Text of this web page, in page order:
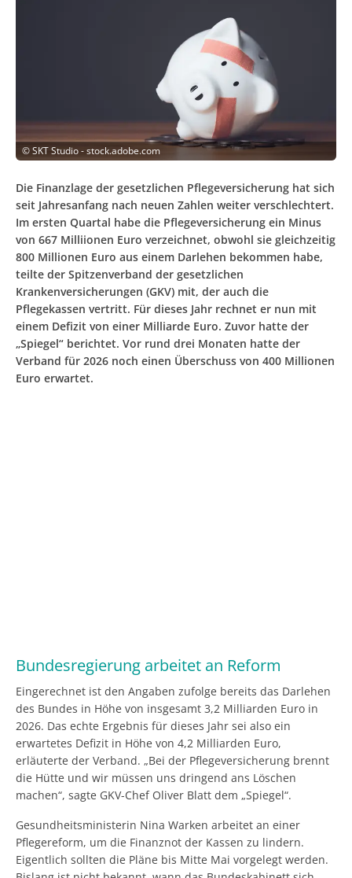
©SKT Studio - stock.adobe.com
Die Finanzlage der gesetzlichen Pflegeversicherung hat sich
seit Jahresanfang nach neuen Zahlen weiter verschlechtert.
Im ersten Quartal habe die Pflegeversicherung ein Minus
von 667 Milliionen Euro verzeichnet, obwohl sie gleichzeitig
800 Millionen Euro aus einem Darlehen bekommen habe,
teilte der Spitzenverband der gesetzlichen
Krankenversicherungen (GKV) mit, der auch die
Pflegekassen vertritt. Für dieses Jahr rechnet er nun mit
einem Defizit von einer Milliarde Euro. Zuvor hatte der
„Spiegel“ berichtet. Vor rund drei Monaten hatte der
Verband für 2026 noch einen Überschuss von 400 Millionen
Euro erwartet.
Bundesregierung arbeitet an Reform
Eingerechnet ist den Angaben zufolge bereits das Darlehen
des Bundes in Höhe von insgesamt 3,2 Milliarden Euro in
2026. Das echte Ergebnis für dieses Jahr sei also ein
erwartetes Defizit in Höhe von 4,2 Milliarden Euro,
erläuterte der Verband. „Bei der Pflegeversicherung brennt
die Hütte und wir müssen uns dringend ans Löschen
machen“, sagte GKV-Chef Oliver Blatt dem „Spiegel“.
Gesundheitsministerin Nina Warken arbeitet an einer
Pflegereform, um die Finanznot der Kassen zu lindern.
Eigentlich sollten die Pläne bis Mitte Mai vorgelegt werden.